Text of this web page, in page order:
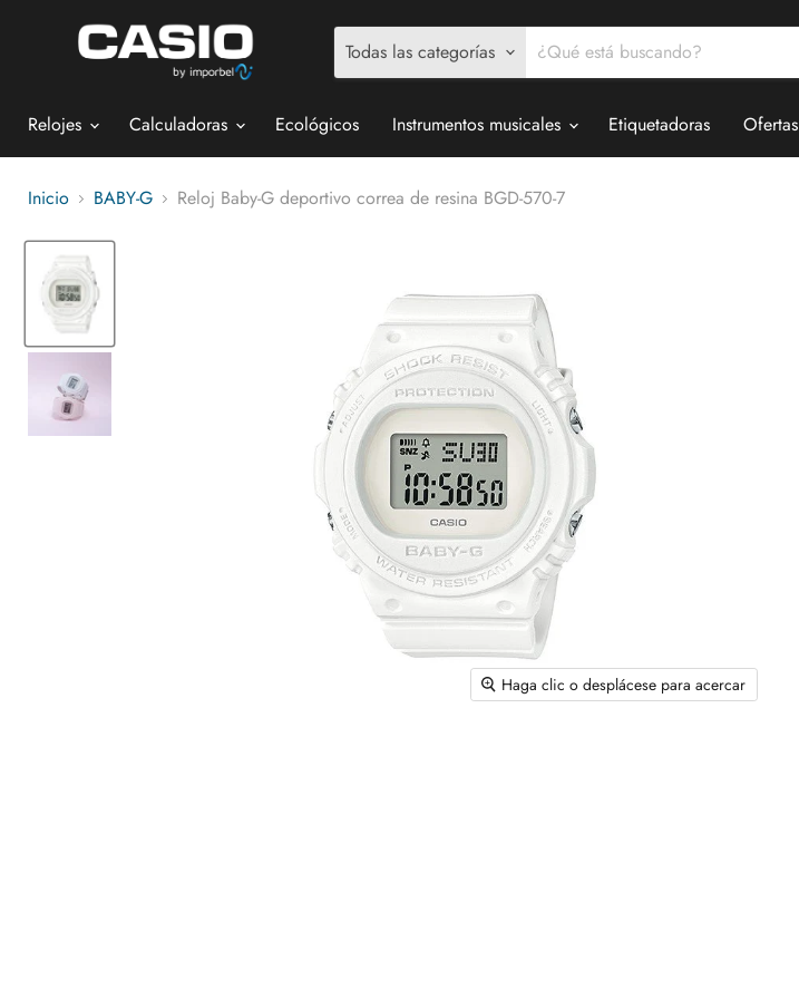
Todas las categorías
Relojes
Calculadoras Ecológicos Instrumentos musicales Etiquetadoras Ofertas
Inicio BABY-G Reloj Baby-G deportivo correa de resina BGD-570-7
Haga clic o desplácese para acercar